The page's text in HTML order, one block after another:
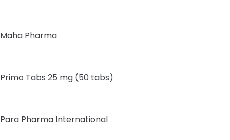
Maha Pharma
Primo Tabs 25 mg (50 tabs)
Para Pharma International